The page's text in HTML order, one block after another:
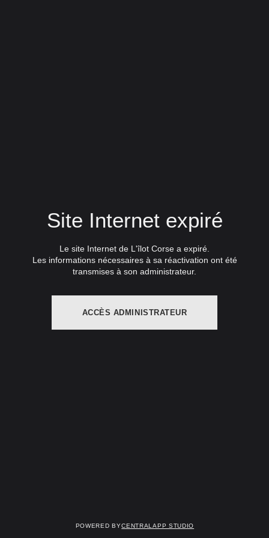
Site Internet expiré
Le site Internet de L'îlot Corse a expiré.
Les informations nécessaires à sa réactivation ont été
transmises à son administrateur.
ACCÈS ADMINISTRATEUR
Powered byCentralapp Studio